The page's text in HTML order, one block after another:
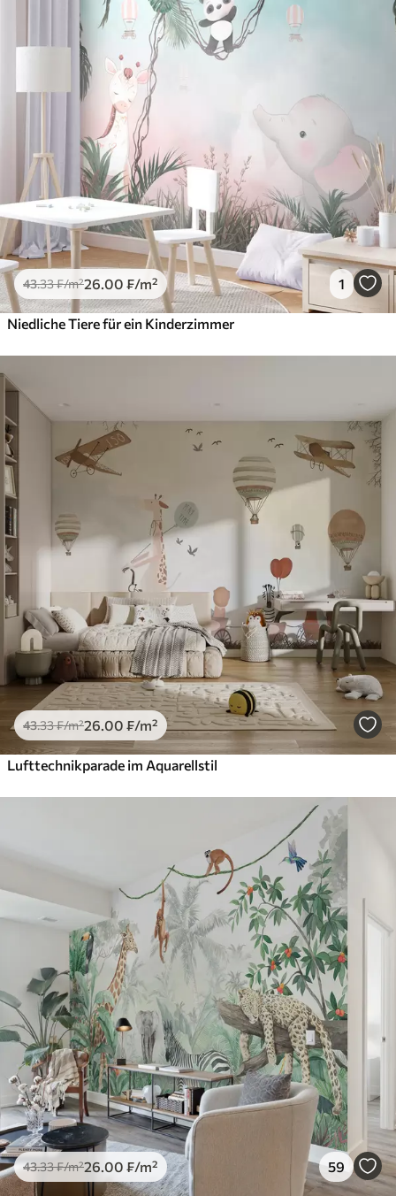
43.33₣/m²26 .00 ₣/m² 1
Niedliche Tiere für ein Kinderzimmer
43.33₣/m²26 .00 ₣/m²
Lufttechnikparade im Aquarellstil
43.33₣/m²26 .00 ₣/m² 59